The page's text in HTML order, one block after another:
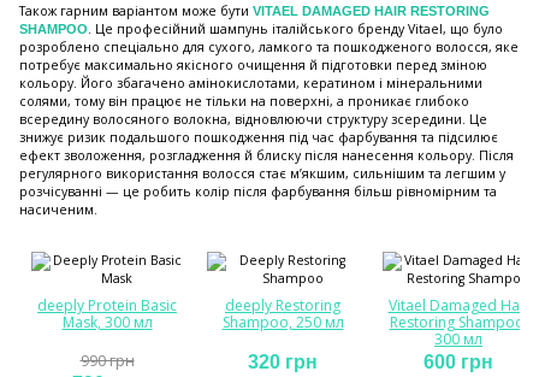
Також гарним варіантом може бути VITAEL DAMAGED HAIR RESTORING
SHAMPOO
. Це професійний шампунь італійського бренду Vitael, що було
розроблено спеціально для сухого, ламкого та пошкодженого волосся, яке
потребує максимально якісного очищення й підготовки перед зміною
кольору. Його збагачено амінокислотами, кератином і мінеральними
солями, тому він працює не тільки на поверхні, а проникає глибоко
всередину волосяного волокна, відновлюючи структуру зсередини. Це
знижує ризик подальшого пошкодження під час фарбування та підсилює
ефект зволоження, розгладження й блиску після нанесення кольору. Після
регулярного використання волосся стає м’якшим, сильнішим та легшим у
розчісуванні — це робить колір після фарбування більш рівномірним та
насиченим.
deeply Protein Basic
Mask, 300 мл
990 грн
deeply Restoring
Shampoo, 250 мл
320 грн
Vitael Damaged Hair
Restoring Shampoo,
300 мл
600 грн